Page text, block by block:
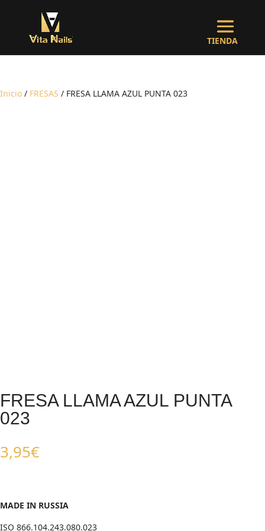
Inicio / FRESAS / FRESA LLAMA AZUL PUNTA 023
FRESA LLAMA AZUL PUNTA
023
3,95€
MADE IN RUSSIA
ISO 866.104.243.080.023